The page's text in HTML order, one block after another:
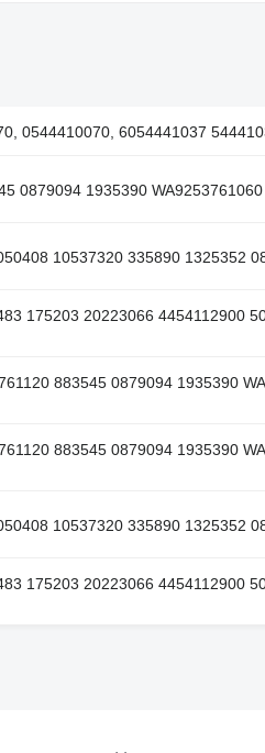
0544410070, 6054441037
0879094 1935390 WA9253761060
10537320 335890 1325352
175203 20223066 4454112900
883545 0879094 1935390
883545 0879094 1935390
10537320 335890 1325352
175203 20223066 4454112900